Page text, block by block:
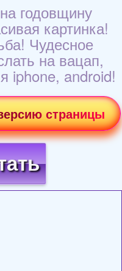
годовщину
картинка!
Чудесное
на вацап,
iphone, android!
страницы